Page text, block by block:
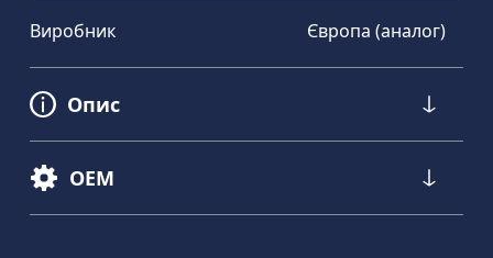
Виробник Європа (аналог)
Опис
OEM